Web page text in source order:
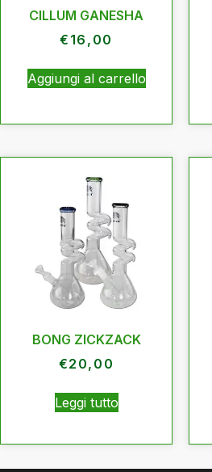
CILLUM GANESHA
€ 16,00
Aggiungi al carrello
BONG ZICKZACK
€20,00
Leggi tutto